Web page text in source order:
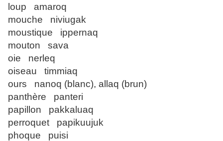
loup amaroq
mouche niviugak
moustique ippernaq
mouton sava
oie nerleq
oiseau timmiaq
ours nanoq (blanc), allaq (brun)
panthère panteri
papillon pakkaluaq
perroquet papikuujuk
phoque puisi